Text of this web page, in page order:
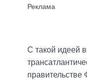
С такой идеей
правительстве